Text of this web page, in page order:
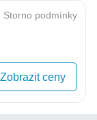
Storno podmínky
Zobrazit ceny